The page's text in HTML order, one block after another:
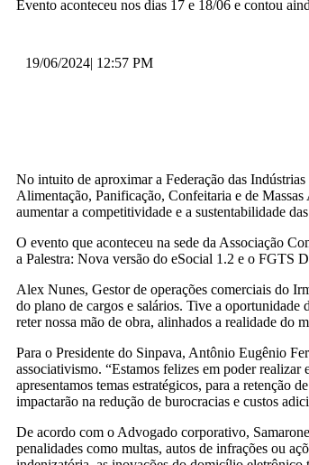
Evento aconteceu nos dias 17 e 18/06 e contou
19/06/2024| 12:57 PM
No intuito de aproximar a Federação das
Alimentação, Panificação, Confeitaria e de
aumentar a competitividade e a sustentabilidade
O evento que aconteceu na sede da Associação
a Palestra: Nova versão do eSocial 1.2 e o FGTS
Alex Nunes, Gestor de operações comerciais do
do plano de cargos e salários. Tive a oportunidade
reter nossa mão de obra, alinhados a realidade do
Para o Presidente do Sinpava, Antônio Eugênio
associativismo. “Estamos felizes em poder realizar
apresentamos temas estratégicos, para a retenção
impactarão na redução de burocracias e custos
De acordo com o Advogado corporativo,
penalidades como multas, autos de infrações ou